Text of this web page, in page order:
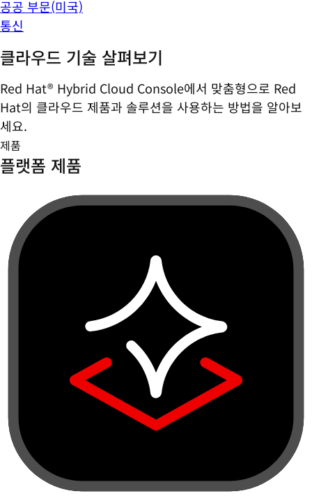
공공 부문(미국)
통신
클라우드 기술 살펴보기
Red Hat® Hybrid Cloud Console에서 맞춤형으로 Red
Hat의 클라우드 제품과 솔루션을 사용하는 방법을 알아보
세요.
제품
플랫폼 제품